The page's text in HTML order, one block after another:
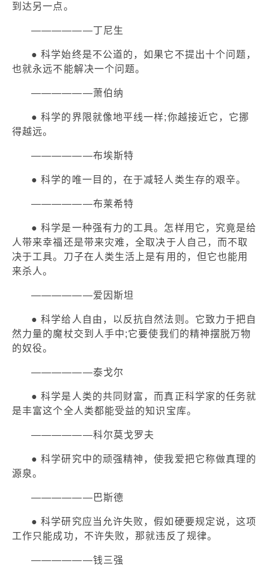
到达另一点。
——————丁尼生
● 科学始终是不公道的，如果它不提出十个问题，
也就永远不能解决一个问题。
——————萧伯纳
● 科学的界限就像地平线一样;你越接近它，它挪
得越远。
——————布埃斯特
● 科学的唯一目的，在于减轻人类生存的艰辛。
——————布莱希特
● 科学是一种强有力的工具。怎样用它，究竟是给
人带来幸福还是带来灾难，全取决于人自己，而不取
决于工具。刀子在人类生活上是有用的，但它也能用
来杀人。
——————爱因斯坦
● 科学给人自由，以反抗自然法则。它致力于把自
然力量的魔杖交到人手中;它要使我们的精神摆脱万物
的奴役。
——————泰戈尔
● 科学是人类的共同财富，而真正科学家的任务就
是丰富这个全人类都能受益的知识宝库。
——————科尔莫戈罗夫
● 科学研究中的顽强精神，使我爱把它称做真理的
源泉。
——————巴斯德
● 科学研究应当允许失败，假如硬要规定说，这项
工作只能成功，不许失败，那就违反了规律。
——————钱三强